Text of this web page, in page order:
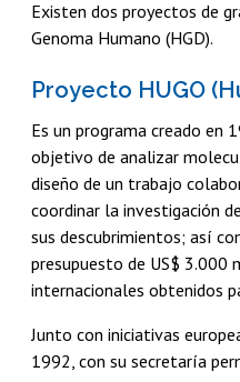
Existen dos proyectos de
Genoma Humano (HGD).
Proyecto HUGO
Es un programa creado en
objetivo de analizar
diseño de un trabajo
coordinar la investigación
sus descubrimientos; así
presupuesto de US$ 3.000
internacionales obtenidos
Junto con iniciativas
1992, con su secretaría